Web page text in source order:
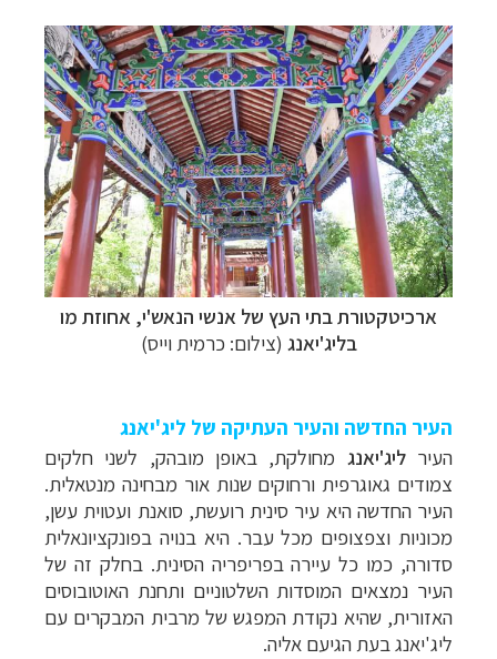
ארכיטקטורת בתי העץ של אנשי הנאש'י, אחוזת מו
בליג'יאנג (צילום: כרמית וייס)
העיר החדשה והעיר העתיקה של ליג'יאנג
העירליג'יאנג מחולקת, באופן מובהק, לשני חלקים
צמודים גאוגרפית ורחוקים שנות אור מבחינה מנטאלית.
העיר החדשה היא עיר סינית רועשת, סואנת ועטוית עשן,
מכוניות וצפצופים מכל עבר. היא בנויה בפונקציונאלית
סדורה, כמו כל עיירה בפריפריה הסינית. בחלק זה של
העיר נמצאים המוסדות השלטוניים ותחנת האוטובוסים
האזורית, שהיא נקודת המפגש של מרבית המבקרים עם
ליג'יאנג בעת הגיעם אליה.